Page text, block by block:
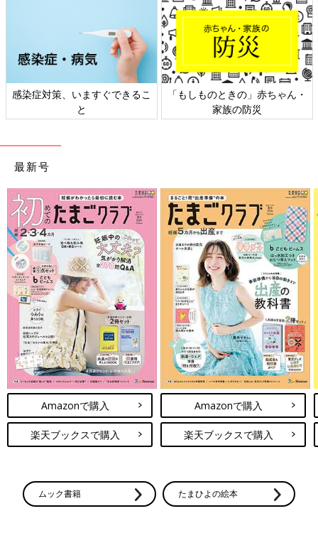
感染症対策、いますぐできるこ
と
「もしものときの」赤ちゃん・
家族の防災
最新号
Amazonで購入
楽天ブックスで購入
Amazonで購入
楽天ブックスで購入
ムック書籍 たまひよの絵本